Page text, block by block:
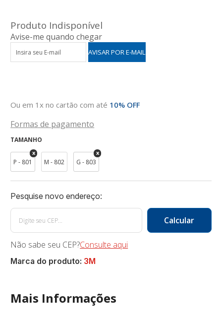
Produto Indisponível
Avise-me quando chegar
Ou em 1x no cartão com até 10% OFF
Formas de pagamento
TAMANHO
P - 801 M - 802 G - 803
Não sabe seu CEP?Consulte aqui
Marca do produto: 3M
Mais Informações